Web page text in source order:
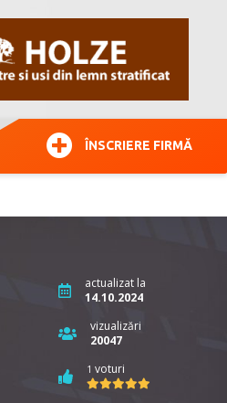
ÎNSCRIERE FIRMĂ
actualizat la
14.10.2024
vizualizări
20047
1 voturi